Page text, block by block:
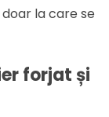
la care se
forjat și